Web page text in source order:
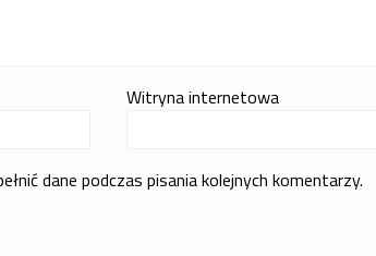
Witryna internetowa
dane podczas pisania kolejnych komentarzy.